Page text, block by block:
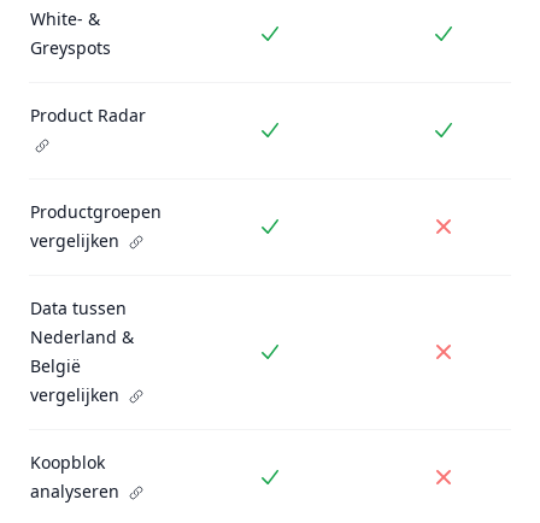
White- &
Greyspots
Inbegrepen
Product Radar
Inbegrepen
Productgroepen
vergelijken
Inbegrepen Niet
Data tussen
Nederland &
België
vergelijken
Inbegrepen Niet
Koopblok
analyseren
Inbegrepen Niet